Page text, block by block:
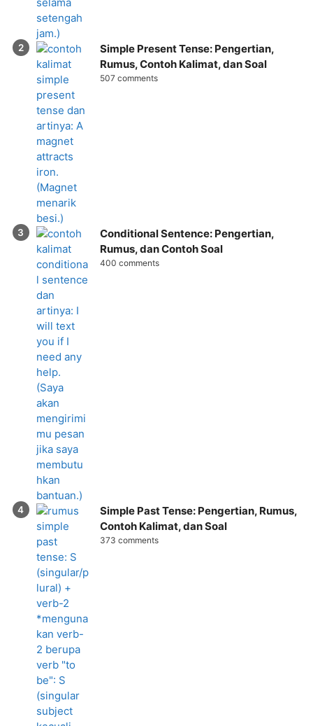
Simple Present Tense: Pengertian,
Rumus, Contoh Kalimat, dan Soal
507 comments
Conditional Sentence: Pengertian,
Rumus, dan Contoh Soal
400 comments
Simple Past Tense: Pengertian, Rumus,
Contoh Kalimat, dan Soal
373 comments